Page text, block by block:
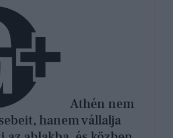
Athén nem
hanem vállalja